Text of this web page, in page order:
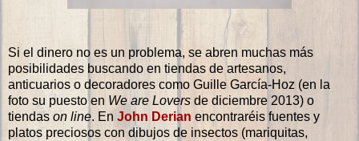
Si el dinero no es un problema, se abren muchas más
posibilidades buscando en tiendas de artesanos,
anticuarios o decoradores como Guille García-Hoz (en la
foto su puesto en We are Lovers de diciembre 2013) o
tiendas on line. En John Derian encontraréis fuentes y
platos preciosos con dibujos de insectos (mariquitas,